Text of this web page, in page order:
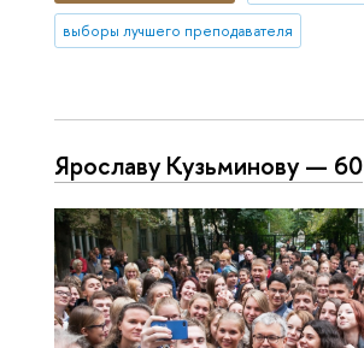
выборы лучшего преподавателя
Ярославу Кузьминову — 60